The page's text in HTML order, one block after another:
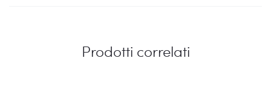
Prodotti correlati